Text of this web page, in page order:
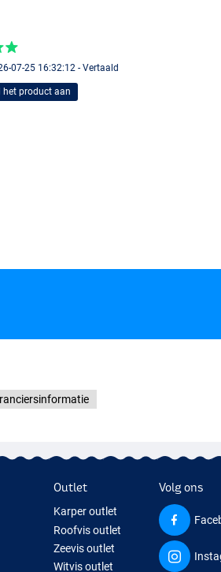
07-25 16:32:12 - Vertaald
het product aan
Outlet
Karper outlet
Roofvis outlet
Zeevis outlet
Witvis outlet
Volg ons